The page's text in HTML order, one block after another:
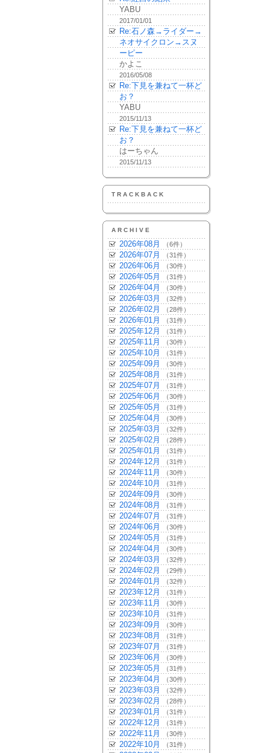
YABU
2017/01/01
Re:石ノ森→ライダー→
ネオサイクロン→スヌ
ーピー
かよこ
2016/05/08
Re:下見を兼ねて一杯ど
お？
YABU
2015/11/13
Re:下見を兼ねて一杯ど
お？
はーちゃん
2015/11/13
TRACKBACK
ARCHIVE
2026年08月 （6件）
2026年07月 （31件）
2026年06月 （30件）
2026年05月 （31件）
2026年04月 （30件）
2026年03月 （32件）
2026年02月 （28件）
2026年01月 （31件）
2025年12月 （31件）
2025年11月 （30件）
2025年10月 （31件）
2025年09月 （30件）
2025年08月 （31件）
2025年07月 （31件）
2025年06月 （30件）
2025年05月 （31件）
2025年04月 （30件）
2025年03月 （32件）
2025年02月 （28件）
2025年01月 （31件）
2024年12月 （31件）
2024年11月 （30件）
2024年10月 （31件）
2024年09月 （30件）
2024年08月 （31件）
2024年07月 （31件）
2024年06月 （30件）
2024年05月 （31件）
2024年04月 （30件）
2024年03月 （32件）
2024年02月 （29件）
2024年01月 （32件）
2023年12月 （31件）
2023年11月 （30件）
2023年10月 （31件）
2023年09月 （30件）
2023年08月 （31件）
2023年07月 （31件）
2023年06月 （30件）
2023年05月 （31件）
2023年04月 （30件）
2023年03月 （32件）
2023年02月 （28件）
2023年01月 （31件）
2022年12月 （31件）
2022年11月 （30件）
2022年10月 （31件）